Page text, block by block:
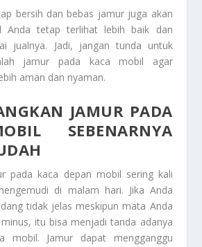
bersih dan bebas jamur juga akan
Anda tetap terlihat lebih baik dan
jualnya. Jadi, jangan tunda untuk
jamur pada kaca mobil agar
aman dan nyaman.
JAMUR PADA
SEBENARNYA
pada kaca depan mobil sering kali
di malam hari. Jika Anda
tidak jelas meskipun mata Anda
itu bisa menjadi tanda adanya
mobil. Jamur dapat mengganggu